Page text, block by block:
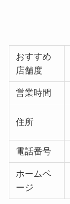
おすすめ
店舗度
営業時間
住所
電話番号
ホームペ
ージ